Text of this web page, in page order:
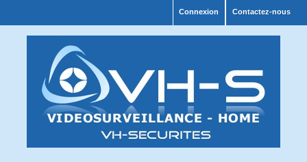
Contactez-nous
Connexion